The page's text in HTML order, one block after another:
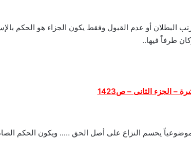
إغفال ذلك بالنسبة لأحدهم لا يرتب البطلان أو عدم القبول وفقط يكون الجزاء هو
طرفاً فيها..
الجزء الثانى – ص1423
موضوعياً يحسم النزاع على أصل الحق ….. ويكون الحكم